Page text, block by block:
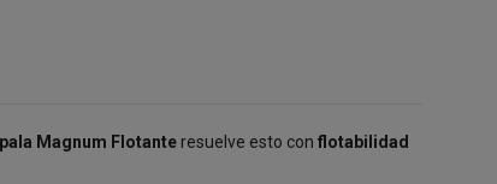
Magnum Flotanteresuelve esto con flotabilidad